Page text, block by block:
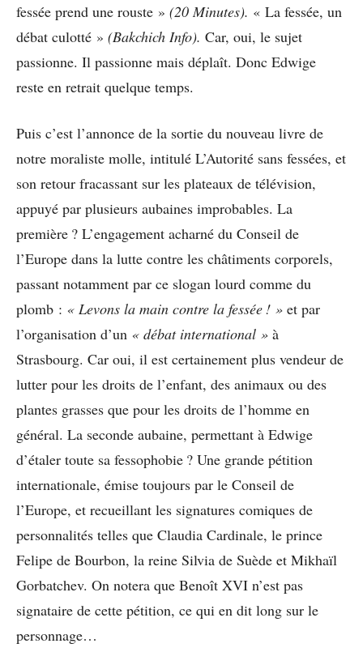
fessée prend une rouste » (20 Minutes). « La fessée, un
débat culotté » (Bakchich Info). Car, oui, le sujet
passionne. Il passionne mais déplaît. Donc Edwige
reste en retrait quelque temps.
Puis c’est l’annonce de la sortie du nouveau livre de
notre moraliste molle, intitulé L’Autorité sans fessées, et
son retour fracassant sur les plateaux de télévision,
appuyé par plusieurs aubaines improbables. La
première ? L’engagement acharné du Conseil de
l’Europe dans la lutte contre les châtiments corporels,
passant notamment par ce slogan lourd comme du
plomb : « Levons la main contre la fessée ! » et par
l’organisation d’un « débat international » à
Strasbourg. Car oui, il est certainement plus vendeur de
lutter pour les droits de l’enfant, des animaux ou des
plantes grasses que pour les droits de l’homme en
général. La seconde aubaine, permettant à Edwige
d’étaler toute sa fessophobie ? Une grande pétition
internationale, émise toujours par le Conseil de
l’Europe, et recueillant les signatures comiques de
personnalités telles que Claudia Cardinale, le prince
Felipe de Bourbon, la reine Silvia de Suède et Mikhaïl
Gorbatchev. On notera que Benoît XVI n’est pas
signataire de cette pétition, ce qui en dit long sur le
personnage…